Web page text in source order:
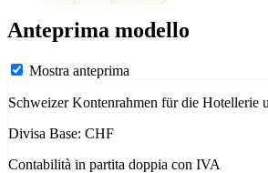
Anteprima modello
Mostra anteprima
Schweizer Kontenrahmen für die Hotellerie
Divisa Base: CHF
Contabilità in partita doppia con IVA